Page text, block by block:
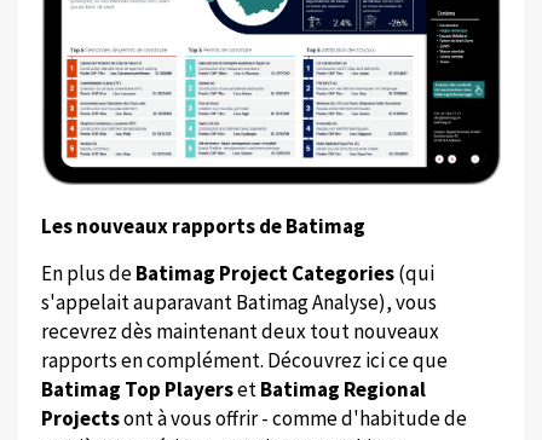
Les nouveaux rapports de Batimag
En plus deBatimag Project Categories(qui
s'appelait auparavant Batimag Analyse), vous
recevrez dès maintenant deux tout nouveaux
rapports en complément. Découvrez ici ce que
Batimag Top PlayersetBatimag Regional
Projectsont à vous offrir - comme d'habitude de